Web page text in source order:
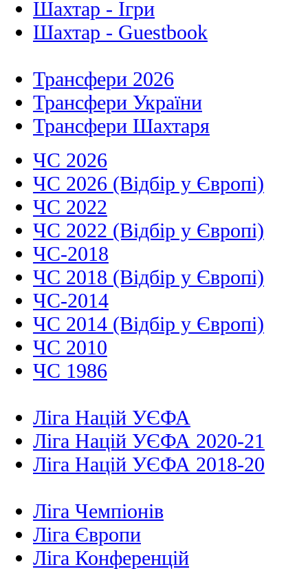
Шахтар - Ігри
Шахтар - Guestbook
Трансфери 2026
Трансфери України
Трансфери Шахтаря
ЧС 2026
ЧС 2026 (Відбір у Європі)
ЧС 2022
ЧС 2022 (Відбір у Європі)
ЧС-2018
ЧС 2018 (Відбір у Європі)
ЧС-2014
ЧС 2014 (Відбір у Європі)
ЧС 2010
ЧС 1986
Ліга Націй УЄФА
Ліга Націй УЄФА 2020-21
Ліга Націй УЄФА 2018-20
Ліга Чемпіонів
Ліга Європи
Ліга Конференцій